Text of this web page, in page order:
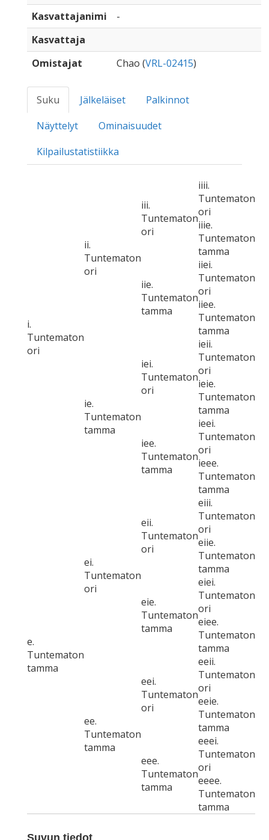
Kasvattajanimi
-
Kasvattaja
Omistajat
Chao (VRL-02415)
Suku Jälkeläiset
Palkinnot
Näyttelyt
Ominaisuudet
Kilpailustatistiikka
i.
Tuntematon
ori
ii.
Tuntematon
ori
iii.
Tuntematon
ori
iiii.
Tuntematon
ori
iiie.
Tuntematon
tamma
iie.
Tuntematon
tamma
iiei.
Tuntematon
ori
iiee.
Tuntematon
tamma
ie.
Tuntematon
tamma
iei.
Tuntematon
ori
ieii.
Tuntematon
ori
ieie.
Tuntematon
tamma
iee.
Tuntematon
tamma
ieei.
Tuntematon
ori
ieee.
Tuntematon
tamma
e.
Tuntematon
tamma
ei.
Tuntematon
ori
eii.
Tuntematon
ori
eiii.
Tuntematon
ori
eiie.
Tuntematon
tamma
eie.
Tuntematon
tamma
eiei.
Tuntematon
ori
eiee.
Tuntematon
tamma
ee.
Tuntematon
tamma
eei.
Tuntematon
ori
eeii.
Tuntematon
ori
eeie.
Tuntematon
tamma
eee.
Tuntematon
tamma
eeei.
Tuntematon
ori
eeee.
Tuntematon
tamma
Suvun tiedot